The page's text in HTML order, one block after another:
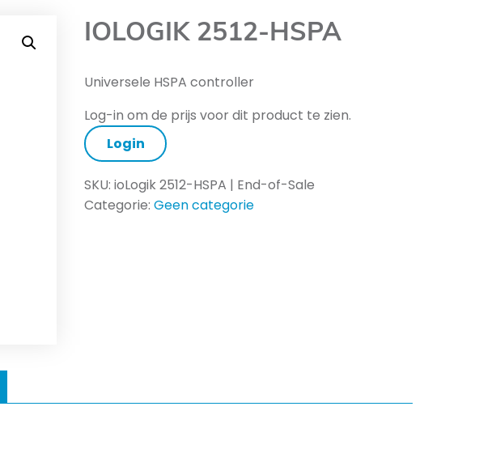
IOLOGIK 2512-HSPA
Universele HSPA controller
Log-in om de prijs voor dit product te zien.
Login
SKU:ioLogik 2512-HSPA | End-of-Sale
Categorie:Geen categorie